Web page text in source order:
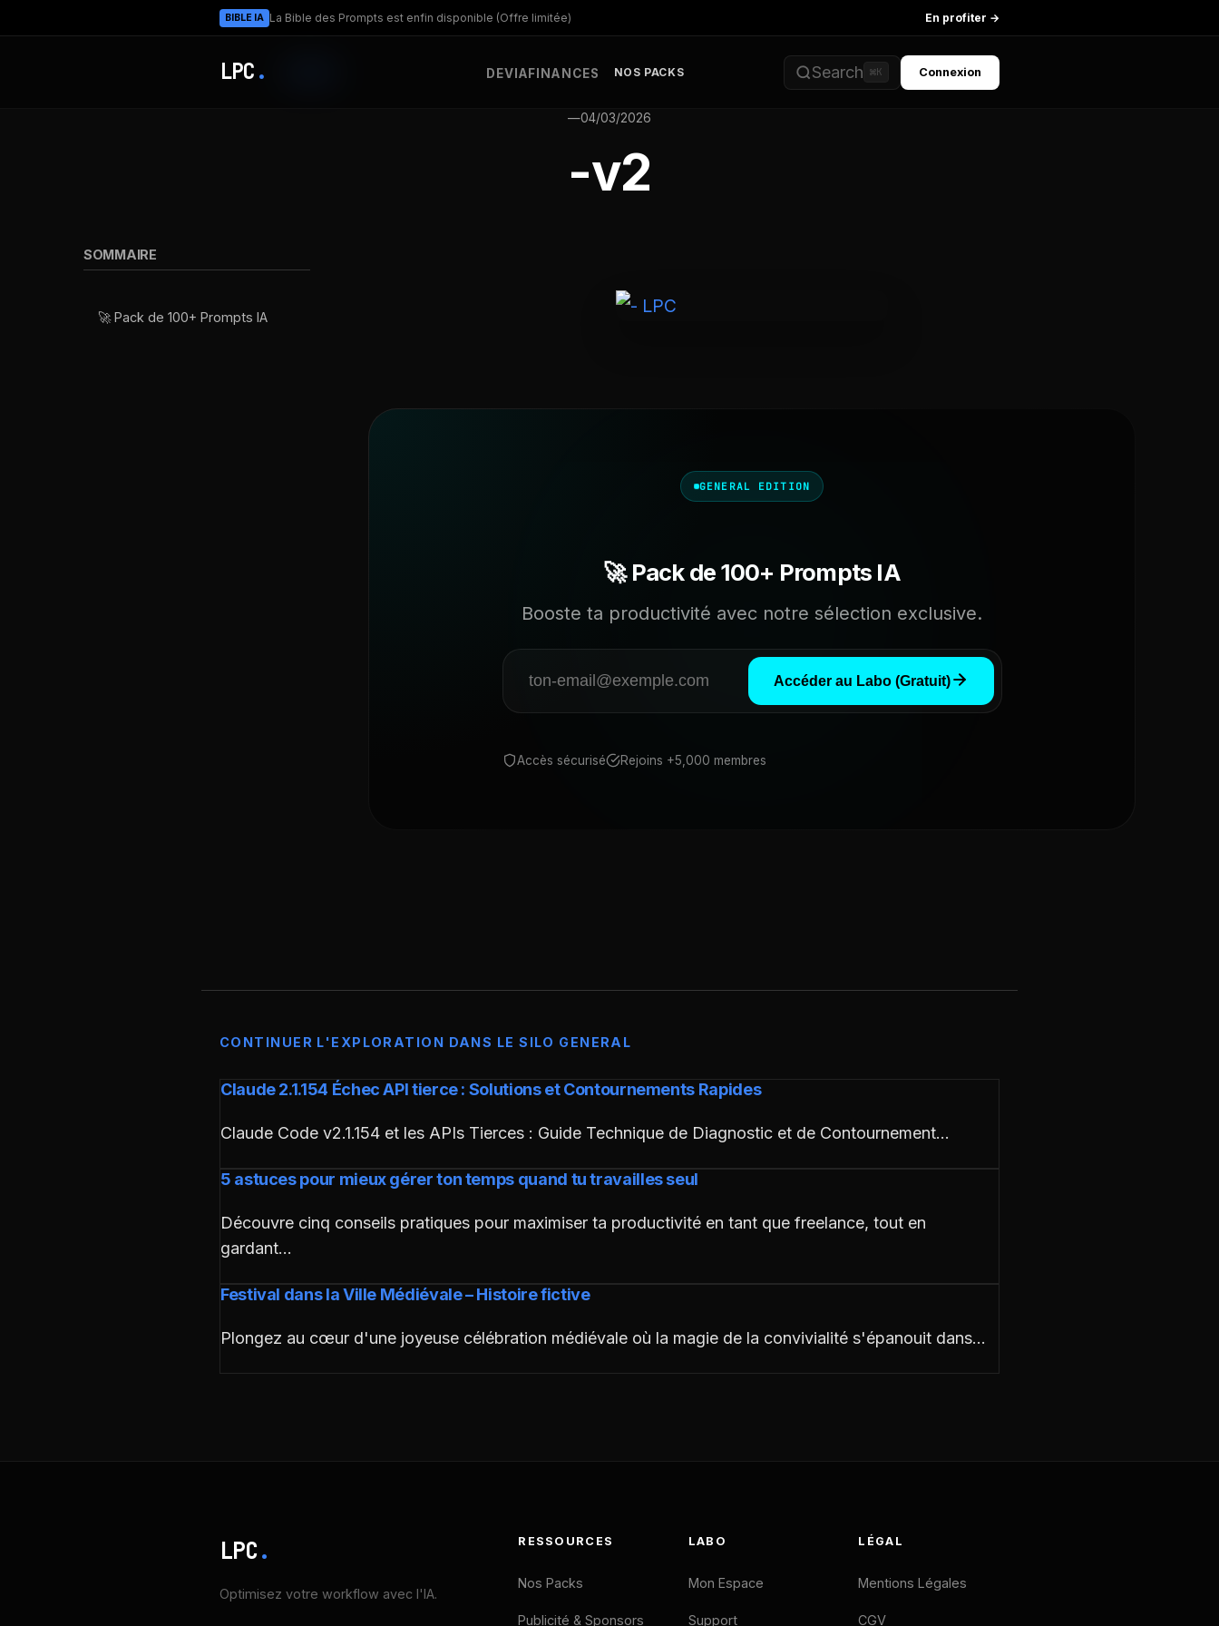
BIBLE IA La Bible des Prompts est enfin disponible (Offre limitée) En profiter →
LPC . DEVIAFINANCES NOS PACKS Search ⌘K Connexion
—04/03/2026
-v2
SOMMAIRE
🚀 Pack de 100+ Prompts IA
GENERAL EDITION
🚀 Pack de 100+ Prompts IA
Booste ta productivité avec notre sélection exclusive.
Accéder au Labo (Gratuit)
Accès sécurisé Rejoins +5,000 membres
CONTINUER L'EXPLORATION DANS LE SILO GENERAL
Claude 2.1.154 Échec API tierce : Solutions et Contournements Rapides
Claude Code v2.1.154 et les APIs Tierces : Guide Technique de Diagnostic et de Contournement…
5 astuces pour mieux gérer ton temps quand tu travailles seul
Découvre cinq conseils pratiques pour maximiser ta productivité en tant que freelance, tout en
gardant…
Festival dans la Ville Médiévale – Histoire fictive
Plongez au cœur d'une joyeuse célébration médiévale où la magie de la convivialité s'épanouit dans…
LPC.
Optimisez votre workflow avec l'IA.
RESSOURCES
Nos Packs
Publicité & Sponsors
LABO
Mon Espace
Support
LÉGAL
Mentions Légales
CGV